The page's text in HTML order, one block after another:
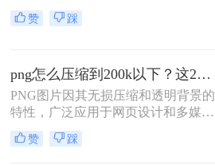
需要透明背景的图像。然而，PNG文
件通常比JPEG格式的文件体积更大，
一个问题。那么png图片如何压缩大
小呢？本文将详细介绍几种常见的方
法，帮助您将PNG图片文件压缩到较
赞 踩
png怎么压缩到200k以下？这2种方法教你快速压缩!
PNG图片因其无损压缩和透明背景的
特性，广泛应用于网页设计和多媒体
制作中。然而，PNG图片的文件大小
往往较大，给上传和分享带来了不
赞 踩